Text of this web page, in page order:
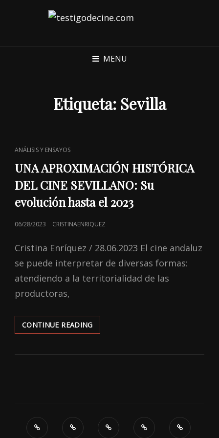
MENU
Etiqueta: Sevilla
CAT
LINKS
ANÁLISIS Y ENSAYOS
UNA APROXIMACIÓN HISTÓRICA
DEL CINE SEVILLANO: Su
evolución hasta el 2023
POSTED
06/28/2023 CRISTINAENRIQUEZ
Cristina Enríquez / 28.06.2023 El cine andaluz
se puede interpretar de diversas formas:
atendiendo a la territorialidad de las
productoras,
CONTINUE READINGUNA
APROXIMACIÓN
DEL
HASTA
2023